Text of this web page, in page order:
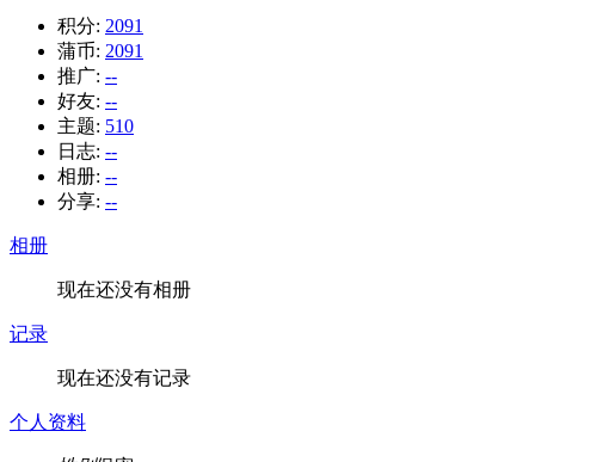
积分: 2091
蒲币: 2091
推广: --
好友: --
主题: 510
日志: --
相册: --
分享: --
相册
现在还没有相册
记录
现在还没有记录
个人资料